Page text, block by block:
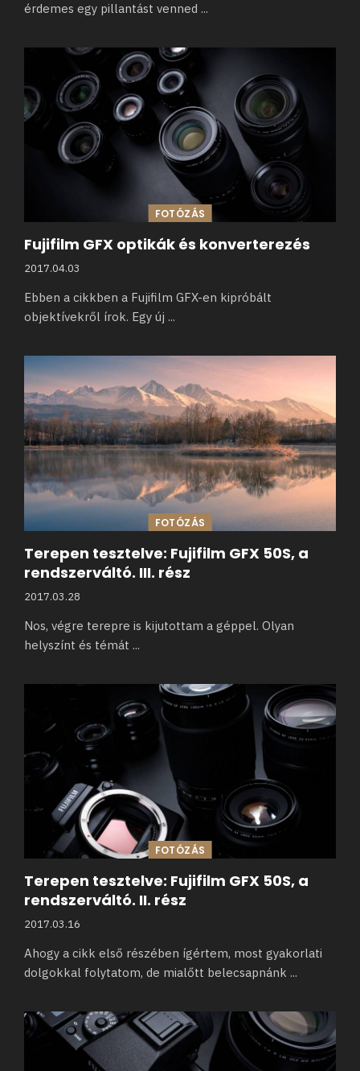
érdemes egy pillantást venned ...
FOTÓZÁS
Fujifilm GFX optikák és konverterezés
2017.04.03
Ebben a cikkben a Fujifilm GFX-en kipróbált
objektívekről írok. Egy új ...
FOTÓZÁS
Terepen tesztelve: Fujifilm GFX 50S, a
rendszerváltó. III. rész
2017.03.28
Nos, végre terepre is kijutottam a géppel. Olyan
helyszínt és témát ...
FOTÓZÁS
Terepen tesztelve: Fujifilm GFX 50S, a
rendszerváltó. II. rész
2017.03.16
Ahogy a cikk első részében ígértem, most gyakorlati
dolgokkal folytatom, de mialőtt belecsapnánk ...